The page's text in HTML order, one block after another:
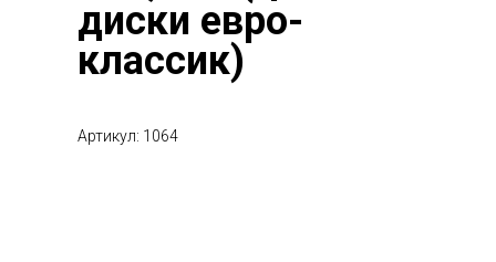
диски евро-
классик)
Артикул: 1064